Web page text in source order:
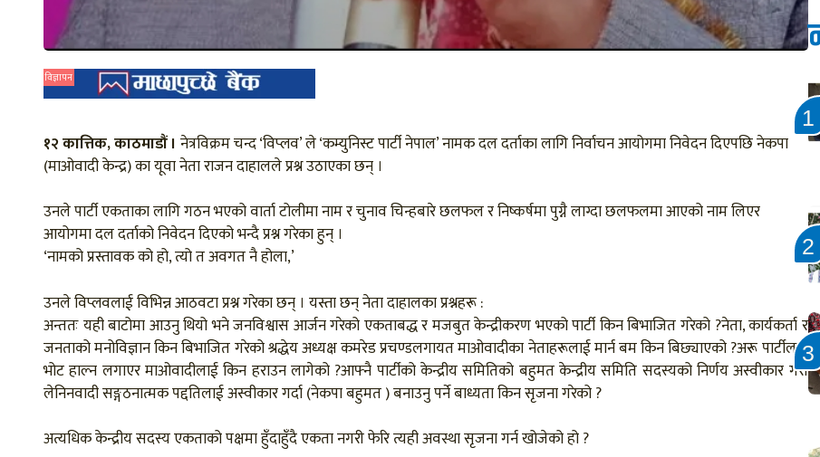
विज्ञापन
१२ कात्तिक, काठमाडौं । नेत्रविक्रम चन्द ‘विप्लव’ ले ‘कम्युनिस्ट पार्टी नेपाल’ नामक दल दर्ताका लागि निर्वाचन आयोगमा निवेदन दिएपछि नेकपा
(माओवादी केन्द्र) का यूवा नेता राजन दाहालले प्रश्न उठाएका छन् ।
उनले पार्टी एकताका लागि गठन भएको वार्ता टोलीमा नाम र चुनाव चिन्हबारे छलफल र निष्कर्षमा पुग्नै लाग्दा छलफलमा आएको नाम लिएर
आयोगमा दल दर्ताको निवेदन दिएको भन्दै प्रश्न गरेका हुन् ।
‘नामको प्रस्तावक को हो, त्यो त अवगत नै होला,’
उनले विप्लवलाई विभिन्न आठवटा प्रश्न गरेका छन् । यस्ता छन् नेता दाहालका प्रश्नहरू :
अन्ततः यही बाटोमा आउनु थियो भने जनविश्वास आर्जन गरेको एकताबद्ध र मजबुत केन्द्रीकरण भएको पार्टी किन बिभाजित गरेको ?नेता, कार्यकर्ता र
जनताको मनोविज्ञान किन बिभाजित गरेको श्रद्धेय अध्यक्ष कमरेड प्रचण्डलगायत माओवादीका नेताहरूलाई मार्न बम किन बिछ्याएको ?अरू पार्टीलाई
भोट हाल्न लगाएर माओवादीलाई किन हराउन लागेको ?आफ्नै पार्टीको केन्द्रीय समितिको बहुमत केन्द्रीय समिति सदस्यको निर्णय अस्वीकार गरी
लेनिनवादी सङ्गठनात्मक पद्दतिलाई अस्वीकार गर्दा (नेकपा बहुमत ) बनाउनु पर्ने बाध्यता किन सृजना गरेको ?
अत्यधिक केन्द्रीय सदस्य एकताको पक्षमा हुँदाहुँदै एकता नगरी फेरि त्यही अवस्था सृजना गर्न खोजेको हो ?